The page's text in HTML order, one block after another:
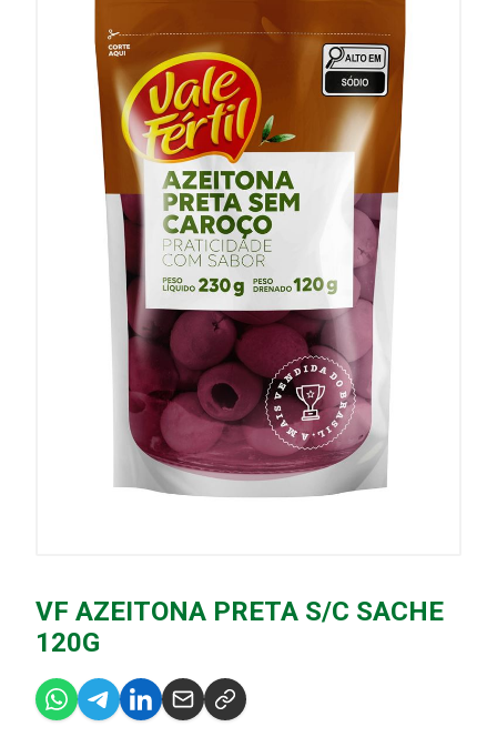
VF AZEITONA PRETA S/C SACHE
120G